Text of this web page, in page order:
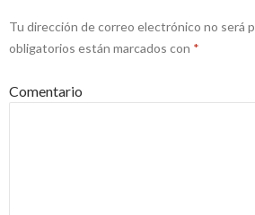
Tu dirección de correo electrónico no será
obligatorios están marcados con *
Comentario